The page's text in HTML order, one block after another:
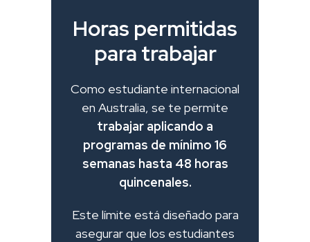
Horas permitidas
para trabajar
Como estudiante internacional
en Australia, se te permite
trabajar aplicando a
programas de mínimo 16
semanas hasta 48 horas
quincenales.
Este límite está diseñado para
asegurar que los estudiantes